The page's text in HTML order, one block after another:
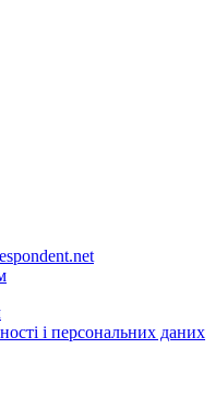
і персональних даних